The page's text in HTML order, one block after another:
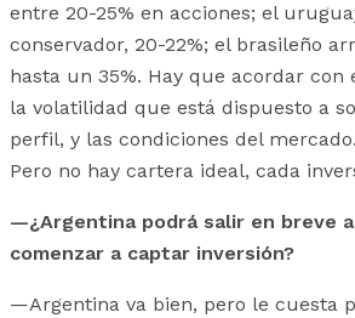
entre 20-25% en acciones; el
conservador, 20-22%; el brasileño
hasta un 35%. Hay que acordar con
la volatilidad que está dispuesto a
perfil, y las condiciones del mercado.
Pero no hay cartera ideal, cada
—¿Argentina podrá salir en breve
comenzar a captar inversión?
—Argentina va bien, pero le cuesta